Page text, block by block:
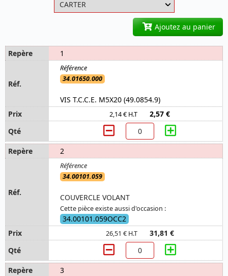
Ajoutez au panier
1
34.01650.000
VIS T.C.C.E. M5X20 (49.0854.9)
2,14 € H.T 2,57 €
2
34.00101.059
COUVERCLE VOLANT
Cette pièce existe aussi d'occasion :
34.00101.059OCC2
26,51 € H.T 31,81 €
3